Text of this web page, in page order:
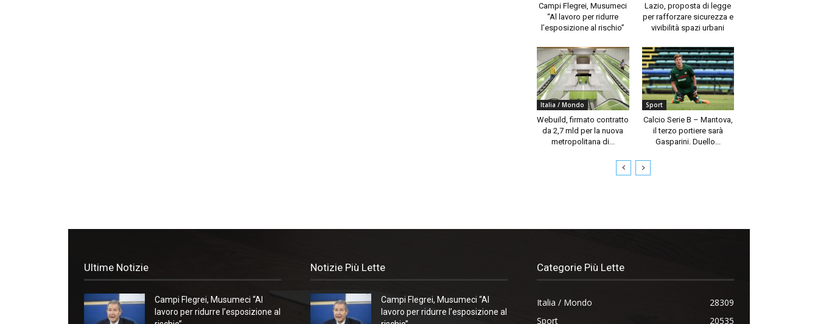
Campi Flegrei, Musumeci
“Al lavoro per ridurre
l’esposizione al rischio”
Lazio, proposta di legge
per rafforzare sicurezza e
vivibilità spazi urbani
Italia / Mondo
Webuild, firmato contratto
da 2,7 mld per la nuova
metropolitana di...
Sport
Calcio Serie B – Mantova,
il terzo portiere sarà
Gasparini. Duello...
Ultime Notizie
Campi Flegrei, Musumeci “Al
lavoro per ridurre l’esposizione al
Notizie Più Lette
Campi Flegrei, Musumeci “Al
lavoro per ridurre l’esposizione al
Categorie Più Lette
Italia / Mondo
28309
Sport
20535